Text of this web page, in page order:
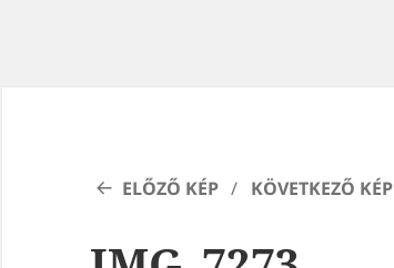
ELŐZŐ KÉP KÖVETKEZŐ KÉP